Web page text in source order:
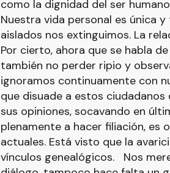
como la dignidad del ser
Nuestra vida personal es única
aislados nos extinguimos. La
Por cierto, ahora que se habla
también no perder ripio y
ignoramos continuamente con
que disuade a estos
sus opiniones, socavando en
plenamente a hacer filiación, es
actuales. Está visto que la
vínculos genealógicos. Nos